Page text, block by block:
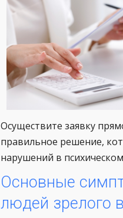
Осуществите заявку
правильное решение,
нарушений в
Основные
людей зрелого